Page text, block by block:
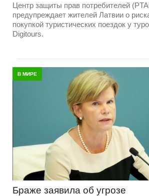
Центр защиты прав потребителей
предупреждает жителей Латвии о
покупкой туристических поездок у
Digitours.
В МИРЕ
Браже заявила об угрозе